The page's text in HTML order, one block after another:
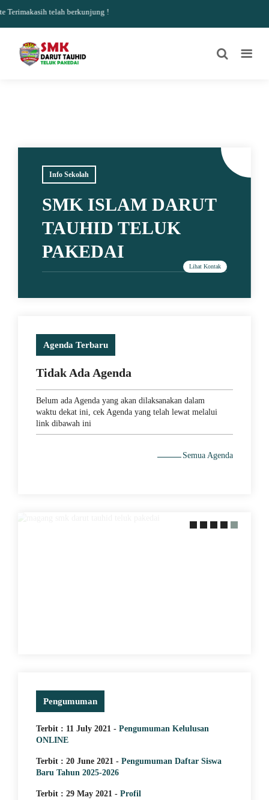
telah berkunjung !
Info Sekolah
SMK ISLAM DARUT
TAUHID TELUK
PAKEDAI
Agenda Terbaru
Tidak Ada Agenda
Belum ada Agenda yang akan dilaksanakan dalam
waktu dekat ini, cek Agenda yang telah lewat melalui
link dibawah ini
Semua Agenda
Pengumuman
Terbit : 11 July 2021 - Pengumuman Kelulusan
ONLINE
Terbit : 20 June 2021 - Pengumuman Daftar Siswa
Baru Tahun 2025-2026
Terbit : 29 May 2021 - Profil